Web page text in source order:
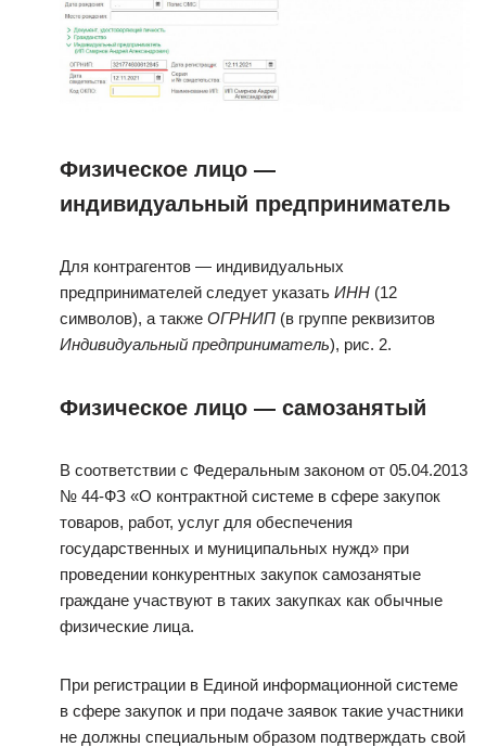
Физическое лицо —
индивидуальный предприниматель
Для контрагентов — индивидуальных
предпринимателей следует указать ИНН (12
символов), а также ОГРНИП (в группе реквизитов
Индивидуальный предприниматель), рис. 2.
Физическое лицо — самозанятый
В соответствии с Федеральным законом от 05.04.2013
№ 44-ФЗ «О контрактной системе в сфере закупок
товаров, работ, услуг для обеспечения
государственных и муниципальных нужд» при
проведении конкурентных закупок самозанятые
граждане участвуют в таких закупках как обычные
физические лица.
При регистрации в Единой информационной системе
в сфере закупок и при подаче заявок такие участники
не должны специальным образом подтверждать свой